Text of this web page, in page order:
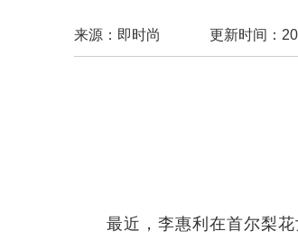
来源： 即时尚 更新时间：
最近，李惠利在首尔梨